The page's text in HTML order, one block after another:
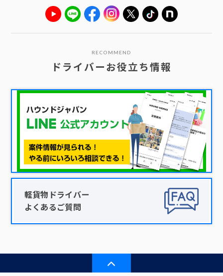
RECOMMEND
ドライバーお役立ち情報
軽貨物ドライバー
よくあるご質問